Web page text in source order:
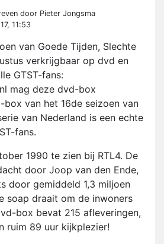
door Pieter Jongsma
11:53
van Goede Tijden, Slechte
verkrijgbaar op dvd en
GTST-fans:
mag deze dvd-box
van het 16de seizoen van
van Nederland is een echte
fans.
1990 te zien bij RTL4. De
door Joop van den Ende,
door gemiddeld 1,3 miljoen
soap draait om de inwoners
box bevat 215 afleveringen,
ruim 89 uur kijkplezier!